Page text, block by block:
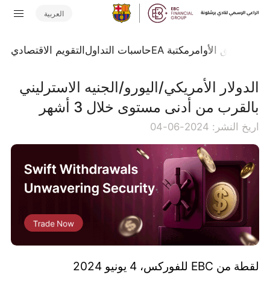
العربية
تدفق الأوامر مكتبة EA حاسبات التداولالتقويم الاقتصادي
الدولار الأمريكي/اليورو/الجنيه الاسترليني
بالقرب من أدنى مستوى خلال 3 أشهر
اريخ النشر: 2024-06-04
لقطة من EBC للفوركس، 4 يونيو 2024